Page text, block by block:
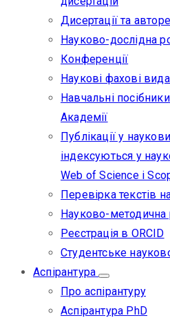
Дисертації та
Науково-дослідна
Конференції
Наукові фахові
Навчальні
Академії
Публікації у
індексуються у
Web of Science i
Перевірка текстів
Науково-методична
Реєстрація в ORCID
Студентське
Аспірантура
Про аспірантуру
Аспірантура PhD